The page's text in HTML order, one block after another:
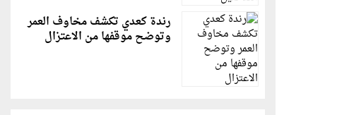
رندة كعدي تكشف مخاوف العمر
وتوضح موقفها من الاعتزال